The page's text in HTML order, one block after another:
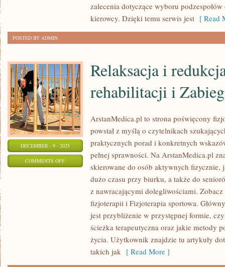
I
PORADY
zalecenia dotyczące wyboru
kierowcy. Dzięki temu serwis jest [ Read
POSTED BY ADMIN
DECEMBER - 9 - 2025
COMMENTS OFFON
REHABILITACJI
Relaksacja i
rehabilitacji i
ArstanMedica.pl to strona poświęcony
powstał z myślą o czytelnikach
praktycznych porad i konkretnych
pełnej sprawności. Na ArstanMedica.pl
skierowane do osób aktywnych fizycznie,
dużo czasu przy biurku, a także do
z nawracającymi dolegliwościami.
fizjoterapii i Fizjoterapia sportowa.
jest przybliżenie w przystępnej formie,
ścieżka terapeutyczna oraz jakie metody
życia. Użytkownik znajdzie tu artykuły
takich jak [ Read More ]